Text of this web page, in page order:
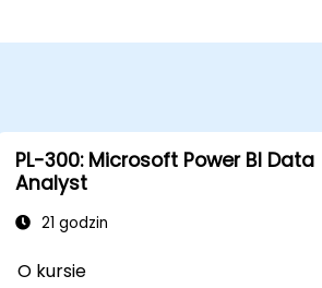
PL-300: Microsoft Power BI Data
Analyst
21 godzin
O kursie